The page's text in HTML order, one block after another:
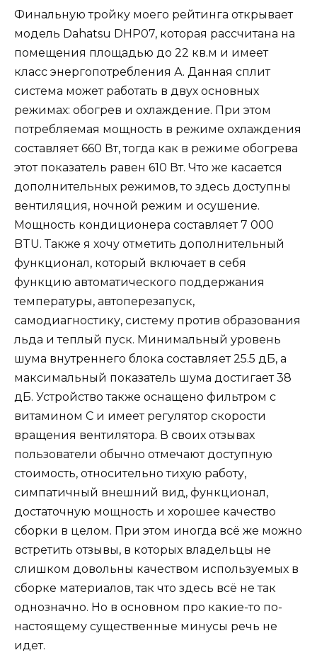
Финальную тройку моего рейтинга открывает
модель Dahatsu DHP07, которая рассчитана на
помещения площадью до 22 кв.м и имеет
класс энергопотребления А. Данная сплит
система может работать в двух основных
режимах: обогрев и охлаждение. При этом
потребляемая мощность в режиме охлаждения
составляет 660 Вт, тогда как в режиме обогрева
этот показатель равен 610 Вт. Что же касается
дополнительных режимов, то здесь доступны
вентиляция, ночной режим и осушение.
Мощность кондиционера составляет 7 000
BTU. Также я хочу отметить дополнительный
функционал, который включает в себя
функцию автоматического поддержания
температуры, автоперезапуск,
самодиагностику, систему против образования
льда и теплый пуск. Минимальный уровень
шума внутреннего блока составляет 25.5 дБ, а
максимальный показатель шума достигает 38
дБ. Устройство также оснащено фильтром с
витамином С и имеет регулятор скорости
вращения вентилятора. В своих отзывах
пользователи обычно отмечают доступную
стоимость, относительно тихую работу,
симпатичный внешний вид, функционал,
достаточную мощность и хорошее качество
сборки в целом. При этом иногда всё же можно
встретить отзывы, в которых владельцы не
слишком довольны качеством используемых в
сборке материалов, так что здесь всё не так
однозначно. Но в основном про какие-то по-
настоящему существенные минусы речь не
идет.